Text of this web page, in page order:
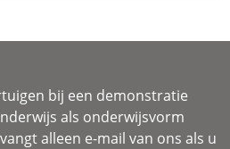
bij een demonstratie
als onderwijsvorm
alleen e-mail van ons als u